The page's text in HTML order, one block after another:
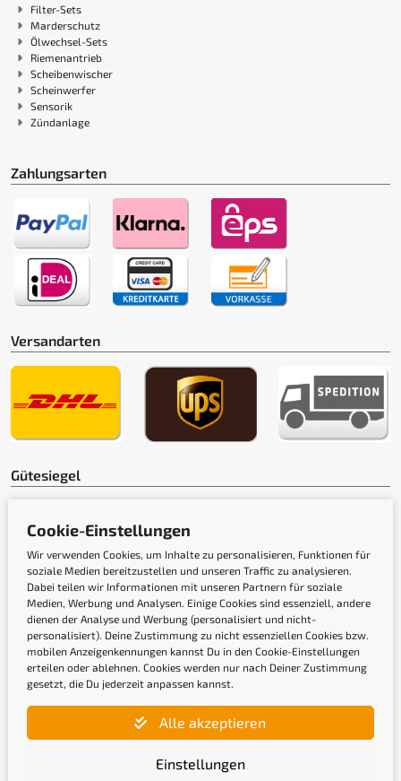
Filter-Sets
Marderschutz
Ölwechsel-Sets
Riemenantrieb
Scheibenwischer
Scheinwerfer
Sensorik
Zündanlage
Zahlungsarten
Versandarten
Gütesiegel
Newsletter
Cookie-Einstellungen
Wir verwenden Cookies, um Inhalte zu personalisieren, Funktionen für
soziale Medien bereitzustellen und unseren Traffic zu analysieren.
Dabei teilen wir Informationen mit unseren Partnern für soziale
Medien, Werbung und Analysen. Einige Cookies sind essenziell, andere
dienen der Analyse und Werbung (personalisiert und nicht-
personalisiert). Deine Zustimmung zu nicht essenziellen Cookies bzw.
mobilen Anzeigenkennungen kannst Du in den Cookie-Einstellungen
erteilen oder ablehnen. Cookies werden nur nach Deiner Zustimmung
gesetzt, die Du jederzeit anpassen kannst.
Alle akzeptieren
Einstellungen